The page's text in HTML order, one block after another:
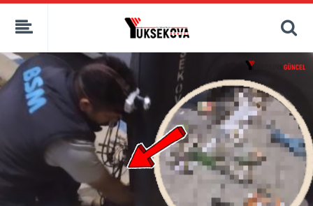
kaçak bahis
deneme bonusu
canlı bahis siteleri
deneme bonusu veren siteler
bahis siteleri